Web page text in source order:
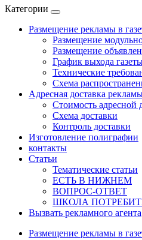
Категории
Размещение рекламы в
Размещение
Размещение
График выхода
Технические
Схема
Адресная доставка
Стоимость адресной
Схема доставки
Контроль доставки
Изготовление полиграфии
контакты
Статьи
Тематические статьи
ЕСТЬ В НИЖНЕМ
ВОПРОС-ОТВЕТ
ШКОЛА
Вызвать рекламного агента
Размещение рекламы в